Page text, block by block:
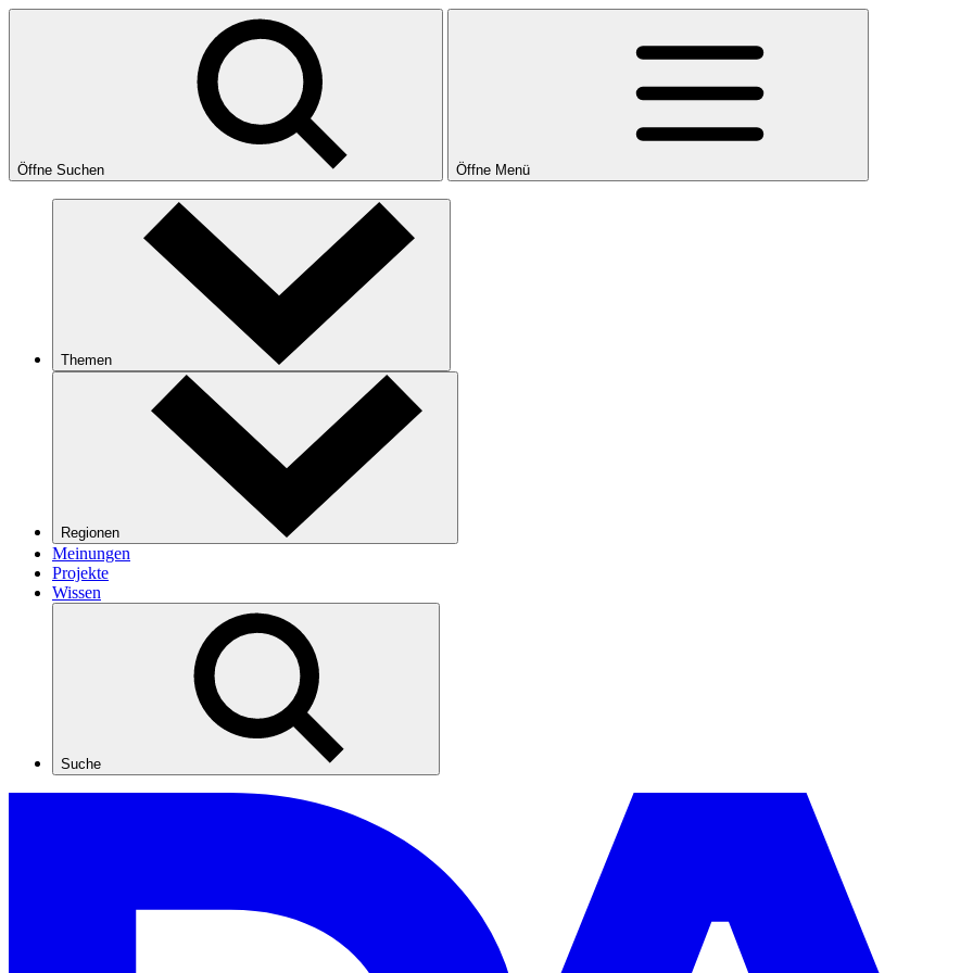
Öffne Suchen Öffne Menü
Themen
Regionen
Meinungen
Projekte
Wissen
Suche